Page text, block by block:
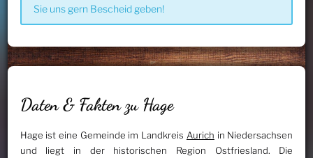
Sie uns gern Bescheid geben!
Daten & Fakten zu Hage
Hage ist eine Gemeinde im Landkreis Aurich in Niedersachsen
und liegt in der historischen Region Ostfriesland. Die